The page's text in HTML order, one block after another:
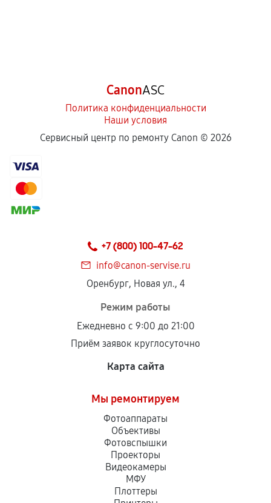
CanonASC
Политика конфиденциальности
Наши условия
Сервисный центр по ремонту Canon © 2026
+7 (800) 100-47-62
info@canon-servise.ru
Оренбург, Новая ул., 4
Режим работы
Ежедневно с 9:00 до 21:00
Приём заявок круглосуточно
Карта сайта
Мы ремонтируем
Фотоаппараты
Объективы
Фотовспышки
Проекторы
Видеокамеры
МФУ
Плоттеры